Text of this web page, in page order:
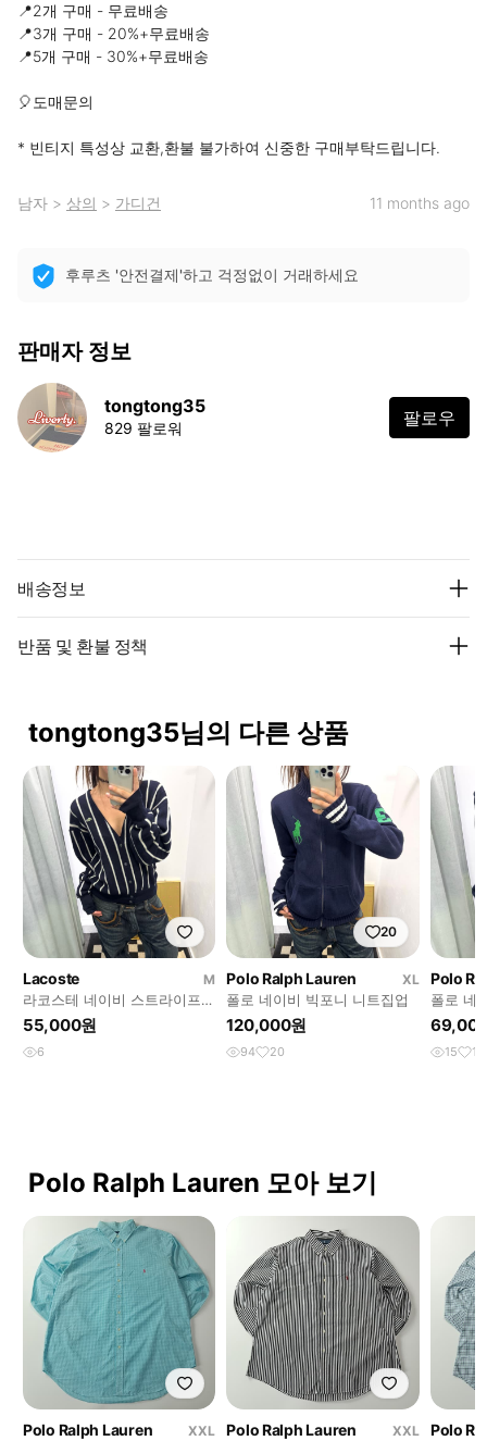
📍2개 구매 - 무료배송
📍3개 구매 - 20%+무료배송
📍5개 구매 - 30%+무료배송
🎈도매문의
* 빈티지 특성상 교환,환불 불가하여 신중한 구매부탁드립니다.
남자 > 상의 > 가디건 11 months ago
후루츠 '안전결제'하고 걱정없이 거래하세요
판매자 정보
tongtong35
829 팔로워 팔로우
배송정보
반품 및 환불 정책
tongtong35님의 다른 상품
Lacoste
M
라코스테 네이비 스트라이프
가디건
55,000원
6
20
Polo Ralph Lauren
XL
폴로 네이비 빅포니 니트집업
120,000원
94 20
Polo
폴로 네
디건
15 1
Polo Ralph Lauren 모아 보기
Polo Ralph Lauren
XXL
Polo Ralph Lauren
XXL
Polo